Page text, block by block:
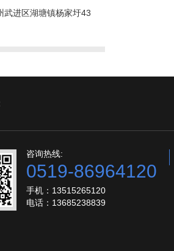
武进区湖塘镇杨家圩43
咨询热线:
0519-86964120
手机：13515265120
电话：13685238839